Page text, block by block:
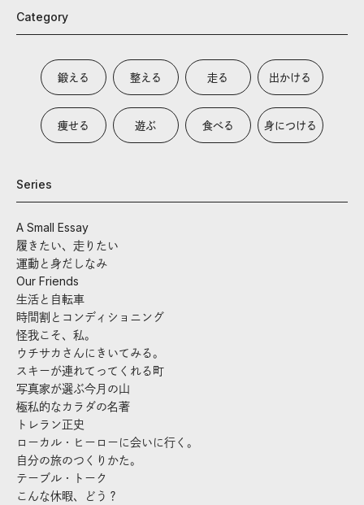
Category
鍛える 整える 走る 出かける
痩せる 遊ぶ 食べる 身につける
Series
A Small Essay
履きたい、走りたい
運動と身だしなみ
Our Friends
生活と自転車
時間割とコンディショニング
怪我こそ、私。
ウチサカさんにきいてみる。
スキーが連れてってくれる町
写真家が選ぶ今月の山
極私的なカラダの名著
トレラン正史
ローカル・ヒーローに会いに行く。
自分の旅のつくりかた。
テーブル・トーク
こんな休暇、どう？